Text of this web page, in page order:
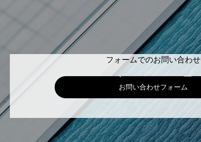
フォームでのお問い合わせ
お問い合わせフォーム